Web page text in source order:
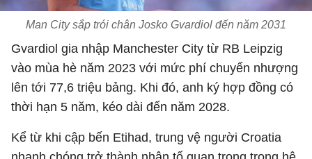
Man City sắp trói chân Josko Gvardiol đến năm 2031
Gvardiol gia nhập Manchester City từ RB Leipzig
vào mùa hè năm 2023 với mức phí chuyển nhượng
lên tới 77,6 triệu bảng. Khi đó, anh ký hợp đồng có
thời hạn 5 năm, kéo dài đến năm 2028.
Kể từ khi cập bến Etihad, trung vệ người Croatia